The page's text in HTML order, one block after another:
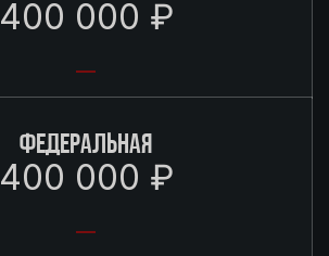
400 000 ₽
ФЕДЕРАЛЬНАЯ
400 000 ₽